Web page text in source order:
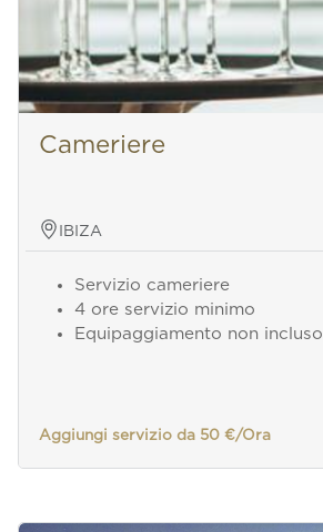
Cameriere
IBIZA
Servizio cameriere
4 ore servizio minimo
Equipaggiamento non incluso
Aggiungi servizio da 50 €/Ora